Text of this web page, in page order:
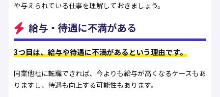
や与えられている仕事を理解しておきましょう。
給与・待遇に不満がある
3つ目は、給与や待遇に不満があるという理由です。
同業他社に転職できれば、今よりも給与が高くなるケースもあ
りますし、待遇も向上する可能性もあります。